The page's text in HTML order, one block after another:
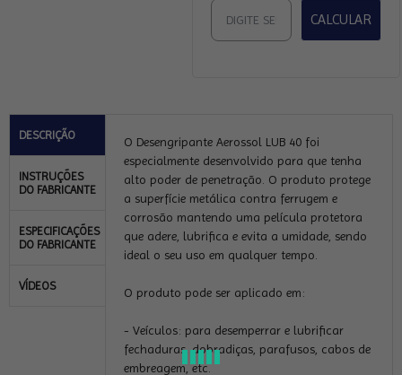
CALCULAR
DESCRIÇÃO
INSTRUÇÕES
DO FABRICANTE
ESPECIFICAÇÕES
DO FABRICANTE
VÍDEOS
O Desengripante Aerossol LUB 40 foi
especialmente desenvolvido para que tenha
alto poder de penetração. O produto protege
a superfície metálica contra ferrugem e
corrosão mantendo uma película protetora
que adere, lubrifica e evita a umidade, sendo
ideal o seu uso em qualquer tempo.
O produto pode ser aplicado em:
- Veículos: para desemperrar e lubrificar
fechaduras, dobradiças, parafusos, cabos de
embreagem, etc.